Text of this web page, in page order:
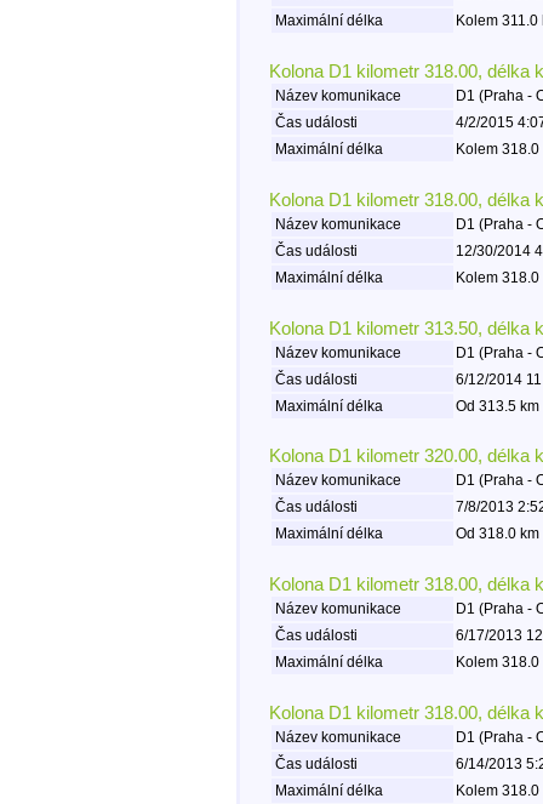
Maximální délka
Kolem
Kolona D1 kilometr 318.00, délka
Název komunikace
D1 (Praha -
Čas události
4/2/2015
Maximální délka
Kolem
Kolona D1 kilometr 318.00, délka
Název komunikace
D1 (Praha -
Čas události
12/30/2014
Maximální délka
Kolem
Kolona D1 kilometr 313.50, délka
Název komunikace
D1 (Praha -
Čas události
6/12/2014
Maximální délka
Od 313.5
Kolona D1 kilometr 320.00, délka
Název komunikace
D1 (Praha -
Čas události
7/8/2013
Maximální délka
Od 318.0
Kolona D1 kilometr 318.00, délka
Název komunikace
D1 (Praha -
Čas události
6/17/2013
Maximální délka
Kolem
Kolona D1 kilometr 318.00, délka
Název komunikace
D1 (Praha -
Čas události
6/14/2013
Maximální délka
Kolem